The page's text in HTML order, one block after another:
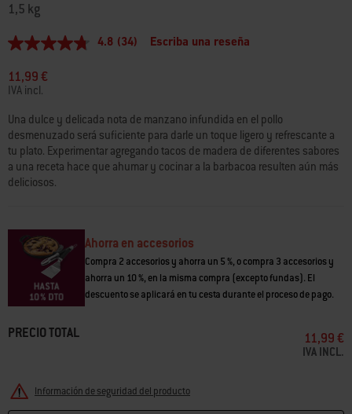
1,5 kg
4.8
5
estrellas,
valor
medio
de
valoración.
Read
34
Reviews.
Enlace
página.
4.8 (34) Escriba una reseña
11,99 €
IVA incl.
Una dulce y delicada nota de manzano infundida en el pollo
desmenuzado será suficiente para darle un toque ligero y refrescante a
tu plato. Experimentar agregando tacos de madera de diferentes sabores
a una receta hace que ahumar y cocinar a la barbacoa resulten aún más
deliciosos.
Ahorra en accesorios
Compra 2 accesorios y ahorra un 5 %, o compra 3 accesorios y
ahorra un 10 %, en la misma compra (excepto fundas). El
descuento se aplicará en tu cesta durante el proceso de pago.
PRECIO TOTAL 11,99 €
IVA INCL.
Información de seguridad del producto